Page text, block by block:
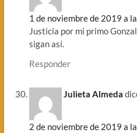
1 de noviembre de 2019 a
Justicia por mi primo
sigan así.
Responder
Julieta Almeda
2 de noviembre de 2019 a